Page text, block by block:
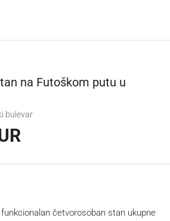
na Futoškom putu u
bulevar
četvorosoban stan ukupne